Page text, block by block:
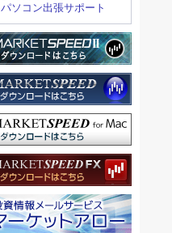
パソコン出張サポート